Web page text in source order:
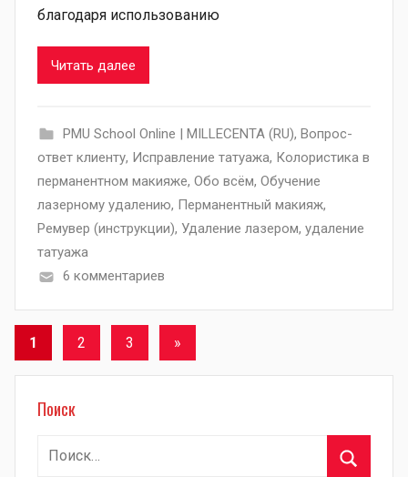
благодаря использованию
Читать далее
PMU School Online | MILLECENTA (RU), Вопрос-
ответ клиенту, Исправление татуажа, Колористика в
перманентном макияже, Обо всём, Обучение
лазерному удалению, Перманентный макияж,
Ремувер (инструкции), Удаление лазером, удаление
татуажа
6 комментариев
Пагинация
записей
1 2 3
Следующие
»
Поиск
Найти: